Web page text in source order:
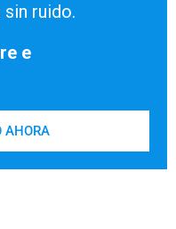
ruido.
e
AHORA